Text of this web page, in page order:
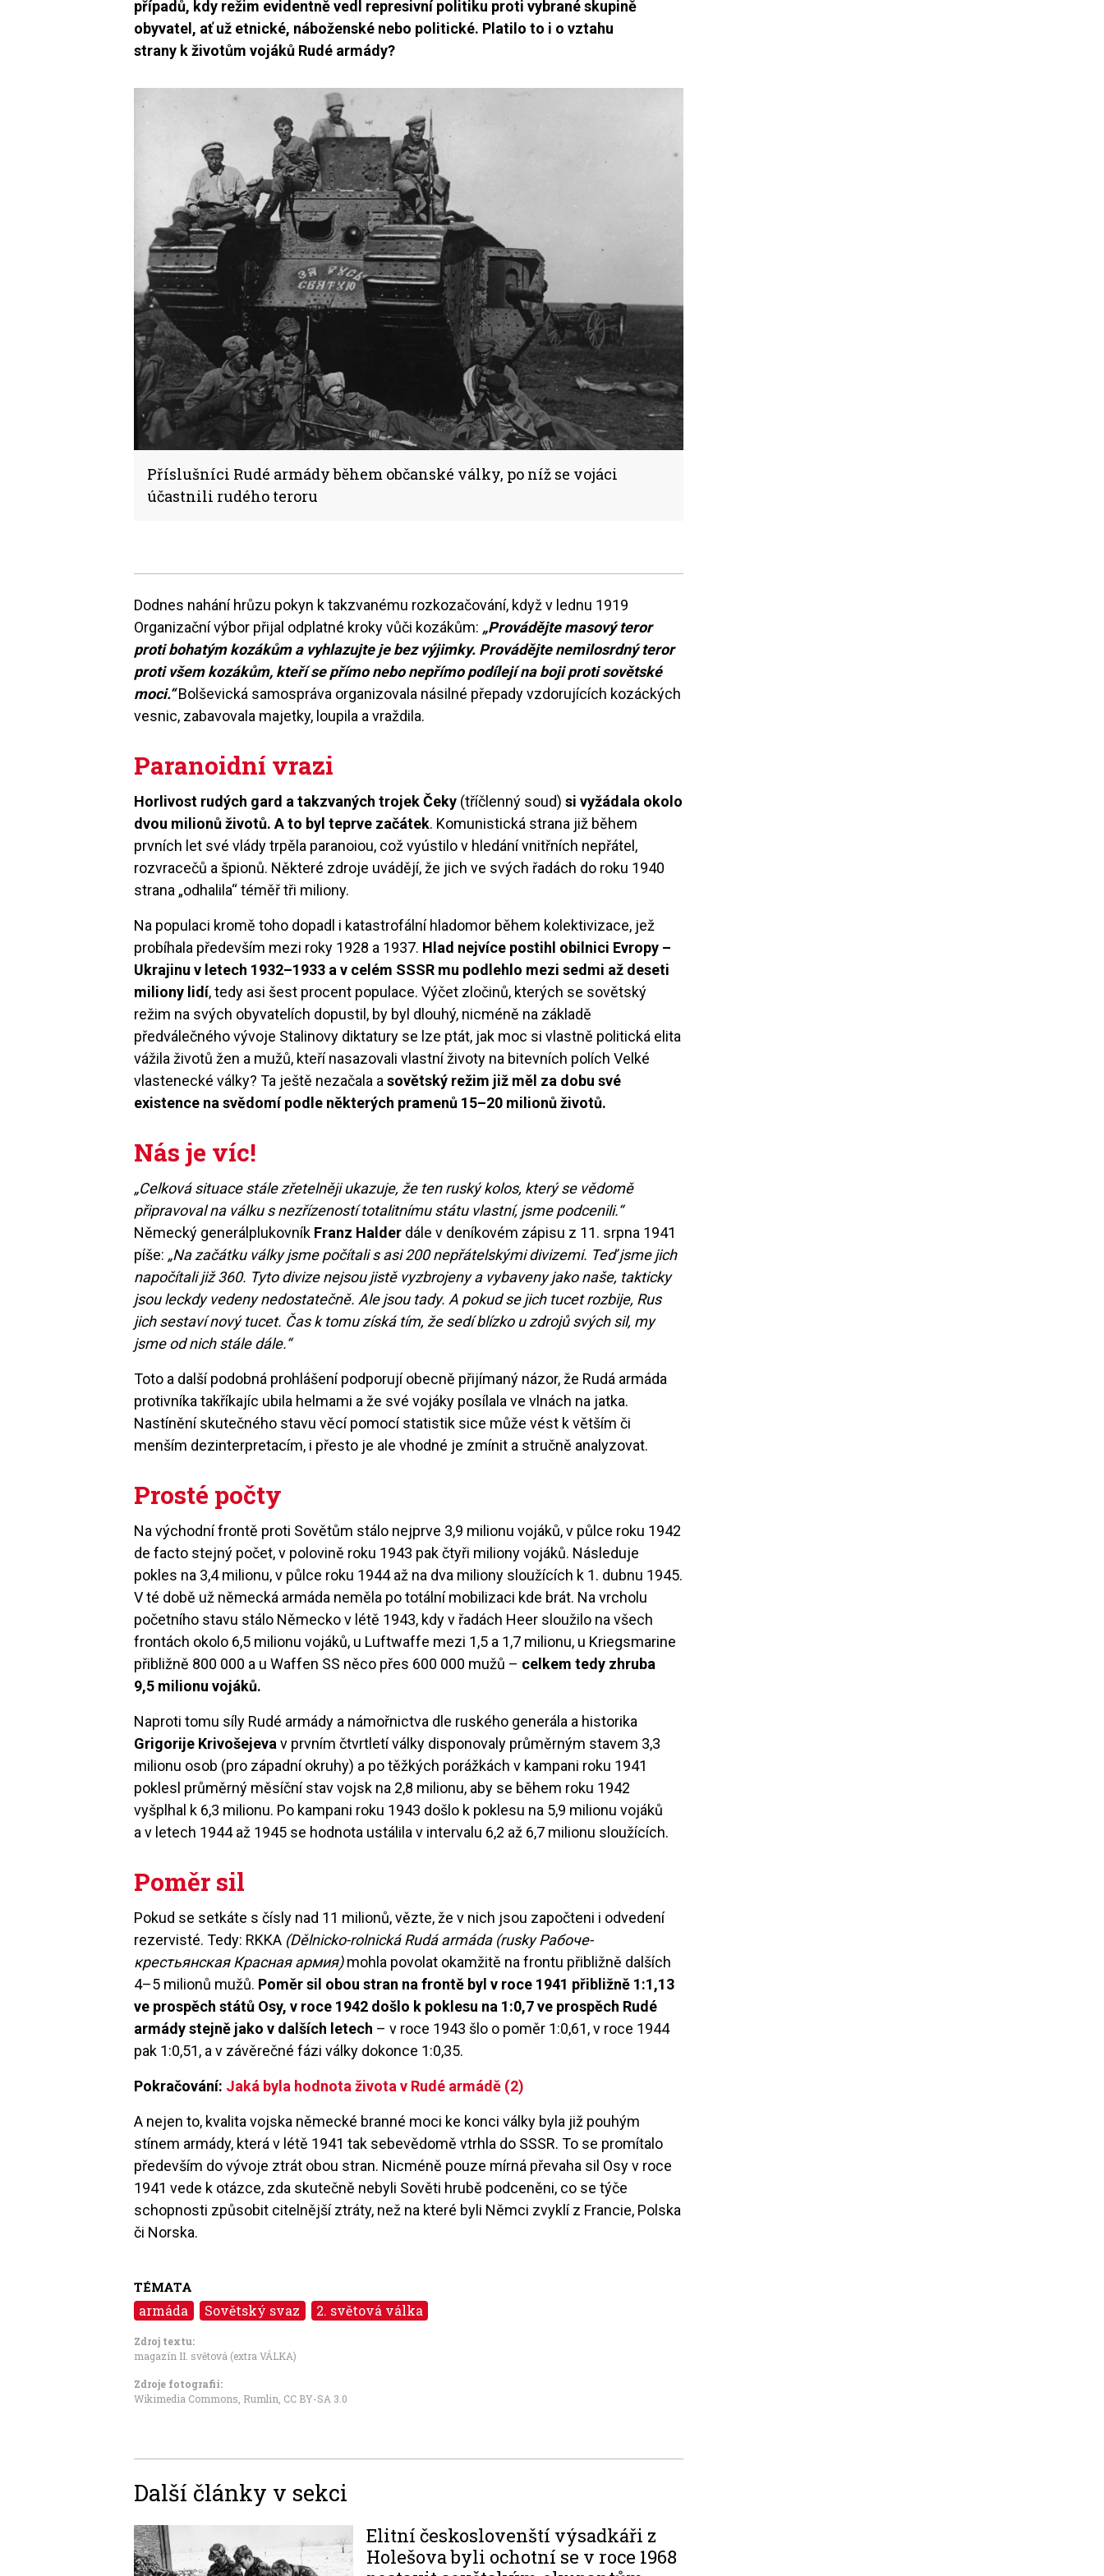
případů, kdy režim evidentně vedl represivní politiku proti vybrané skupině
obyvatel, ať už etnické, náboženské nebo politické. Platilo to i o vztahu
strany k životům vojáků Rudé armády?
Příslušníci Rudé armády během občanské války, po níž se vojáci
účastnili rudého teroru
Dodnes nahání hrůzu pokyn k takzvanému rozkozačování, když v lednu 1919
Organizační výbor přijal odplatné kroky vůči kozákům: „Provádějte masový teror
proti bohatým kozákům a vyhlazujte je bez výjimky. Provádějte nemilosrdný teror
proti všem kozákům, kteří se přímo nebo nepřímo podílejí na boji proti sovětské
moci.“ Bolševická samospráva organizovala násilné přepady vzdorujících kozáckých
vesnic, zabavovala majetky, loupila a vraždila.
Paranoidní vrazi
Horlivost rudých gard a takzvaných trojek Čeky (tříčlenný soud)si vyžádala okolo
dvou milionů životů. A to byl teprve začátek. Komunistická strana již během
prvních let své vlády trpěla paranoiou, což vyústilo v hledání vnitřních nepřátel,
rozvracečů a špionů. Některé zdroje uvádějí, že jich ve svých řadách do roku 1940
strana „odhalila“ téměř tři miliony.
Na populaci kromě toho dopadl i katastrofální hladomor během kolektivizace, jež
probíhala především mezi roky 1928 a 1937. Hlad nejvíce postihl obilnici Evropy –
Ukrajinu v letech 1932–1933 a v celém SSSR mu podlehlo mezi sedmi až deseti
miliony lidí, tedy asi šest procent populace. Výčet zločinů, kterých se sovětský
režim na svých obyvatelích dopustil, by byl dlouhý, nicméně na základě
předválečného vývoje Stalinovy diktatury se lze ptát, jak moc si vlastně politická elita
vážila životů žen a mužů, kteří nasazovali vlastní životy na bitevních polích Velké
vlastenecké války? Ta ještě nezačala asovětský režim již měl za dobu své
existence na svědomí podle některých pramenů 15–20 milionů životů.
Nás je víc!
„Celková situace stále zřetelněji ukazuje, že ten ruský kolos, který se vědomě
připravoval na válku s nezřízeností totalitnímu státu vlastní, jsme podcenili.“
Německý generálplukovník Franz Halder dále v deníkovém zápisu z 11. srpna 1941
píše: „Na začátku války jsme počítali s asi 200 nepřátelskými divizemi. Teď jsme jich
napočítali již 360. Tyto divize nejsou jistě vyzbrojeny a vybaveny jako naše, takticky
jsou leckdy vedeny nedostatečně. Ale jsou tady. A pokud se jich tucet rozbije, Rus
jich sestaví nový tucet. Čas k tomu získá tím, že sedí blízko u zdrojů svých sil, my
jsme od nich stále dále.“
Toto a další podobná prohlášení podporují obecně přijímaný názor, že Rudá armáda
protivníka takříkajíc ubila helmami a že své vojáky posílala ve vlnách na jatka.
Nastínění skutečného stavu věcí pomocí statistik sice může vést k větším či
menším dezinterpretacím, i přesto je ale vhodné je zmínit a stručně analyzovat.
Prosté počty
Na východní frontě proti Sovětům stálo nejprve 3,9 milionu vojáků, v půlce roku 1942
de facto stejný počet, v polovině roku 1943 pak čtyři miliony vojáků. Následuje
pokles na 3,4 milionu, v půlce roku 1944 až na dva miliony sloužících k 1. dubnu 1945.
V té době už německá armáda neměla po totální mobilizaci kde brát. Na vrcholu
početního stavu stálo Německo v létě 1943, kdy v řadách Heer sloužilo na všech
frontách okolo 6,5 milionu vojáků, u Luftwaffe mezi 1,5 a 1,7 milionu, u Kriegsmarine
přibližně 800 000 a u Waffen SS něco přes 600 000 mužů – celkem tedy zhruba
9,5 milionu vojáků.
Naproti tomu síly Rudé armády a námořnictva dle ruského generála a historika
Grigorije Krivošejeva v prvním čtvrtletí války disponovaly průměrným stavem 3,3
milionu osob (pro západní okruhy) a po těžkých porážkách v kampani roku 1941
poklesl průměrný měsíční stav vojsk na 2,8 milionu, aby se během roku 1942
vyšplhal k 6,3 milionu. Po kampani roku 1943 došlo k poklesu na 5,9 milionu vojáků
a v letech 1944 až 1945 se hodnota ustálila v intervalu 6,2 až 6,7 milionu sloužících.
Poměr sil
Pokud se setkáte s čísly nad 11 milionů, vězte, že v nich jsou započteni i odvedení
rezervisté. Tedy: RKKA (Dělnicko-rolnická Rudá armáda (rusky Рабоче-
крестьянская Красная армия)mohla povolat okamžitě na frontu přibližně dalších
4–5 milionů mužů. Poměr sil obou stran na frontě byl v roce 1941 přibližně 1:1,13
ve prospěch států Osy, v roce 1942 došlo k poklesu na 1:0,7 ve prospěch Rudé
armády stejně jako v dalších letech – v roce 1943 šlo o poměr 1:0,61, v roce 1944
pak 1:0,51, a v závěrečné fázi války dokonce 1:0,35.
Pokračování: Jaká byla hodnota života v Rudé armádě (2)
A nejen to, kvalita vojska německé branné moci ke konci války byla již pouhým
stínem armády, která v létě 1941 tak sebevědomě vtrhla do SSSR. To se promítalo
především do vývoje ztrát obou stran. Nicméně pouze mírná převaha sil Osy v roce
1941 vede k otázce, zda skutečně nebyli Sověti hrubě podceněni, co se týče
schopnosti způsobit citelnější ztráty, než na které byli Němci zvyklí z Francie, Polska
či Norska.
TÉMATA
armáda Sovětský svaz 2. světová válka
Zdroj textu:
magazín II. světová (extra VÁLKA)
Zdroje fotografii:
Wikimedia Commons, Rumlin CC BY-SA 3.0
Další články v sekci
Image
Elitní českoslovenští výsadkáři z
Holešova byli ochotní se v roce 1968